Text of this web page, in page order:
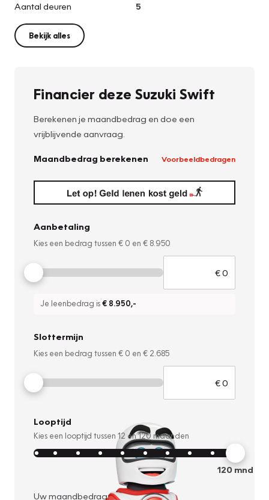
Aantal deuren
5
Bekijk alles
Financier deze Suzuki Swift
Berekenen je maandbedrag en doe een
vrijblijvende aanvraag.
Maandbedrag berekenen Voorbeeldbedragen
Aanbetaling
Kies een bedrag tussen € 0 en € 8.950
Je leenbedrag is€ 8.950,-
Slottermijn
Kies een bedrag tussen € 0 en € 2.685
Looptijd
Kies een looptijd tussen 12 en120 maanden
120mnd
Uw maandbedrag: